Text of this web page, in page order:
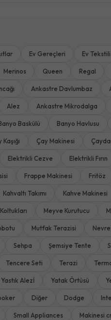
Ev Gereçleri Ev Tekstili
Merinos Queen Regal
Ankastre Davlumbaz
Alez Ankastre Mikrodalga
Baskülü Banyo Havlusu
Kaşığı Çay Makinesi
Elektrikli Cezve Elektrikli Fırın
Frappe Makinesi Fritöz
Kahvaltı Takımı Kahve Makinesi
Meyve Kurutucu
Mutfak Terazisi
Sehpa Şemsiye Tente
Tencere Seti Terazi
Yastık Alezİ Yatak Örtüsü
Diğer Dodge
Small Appliances Makinesi